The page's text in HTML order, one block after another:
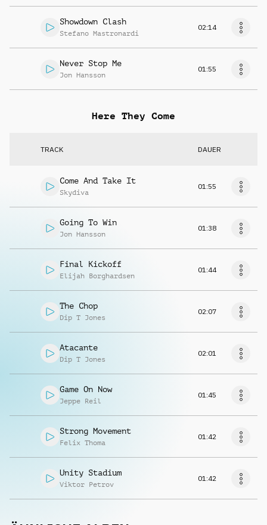
Showdown Clash
Stefano Mastronardi
02:14
Never Stop Me
Jon Hansson
01:55
Here They Come
TRACK DAUER
Come And Take It
Skydiva
01:55
Going To Win
Jon Hansson
01:38
Final Kickoff
Elijah Borghardsen
01:44
The Chop
Dip T Jones
02:07
Atacante
Dip T Jones
02:01
Game On Now
Jeppe Reil
01:45
Strong Movement
Felix Thoma
01:42
Unity Stadium
Viktor Petrov
01:42